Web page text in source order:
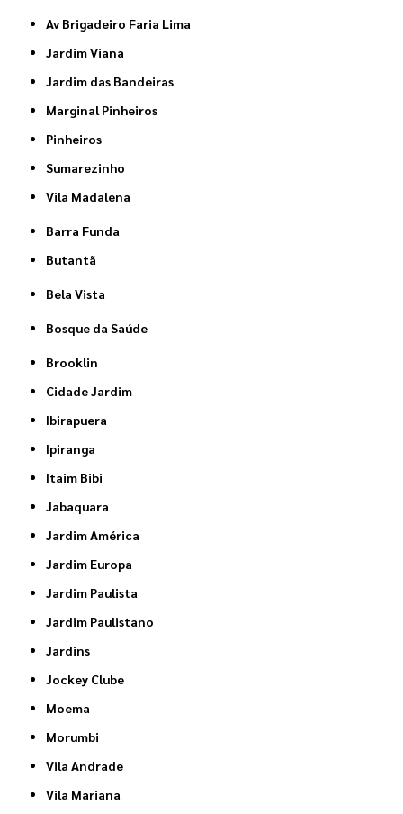
Av Brigadeiro Faria Lima
Jardim Viana
Jardim das Bandeiras
Marginal Pinheiros
Pinheiros
Sumarezinho
Vila Madalena
Barra Funda
Butantã
Bela Vista
Bosque da Saúde
Brooklin
Cidade Jardim
Ibirapuera
Ipiranga
Itaim Bibi
Jabaquara
Jardim América
Jardim Europa
Jardim Paulista
Jardim Paulistano
Jardins
Jockey Clube
Moema
Morumbi
Vila Andrade
Vila Mariana